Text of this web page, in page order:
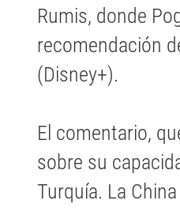
Rumis, donde
recomendación
(Disney+).
El comentario,
sobre su
Turquía. La